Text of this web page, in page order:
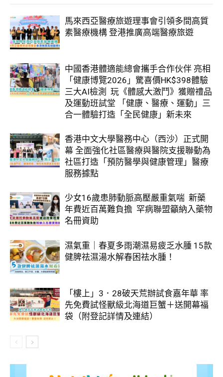
馬來西亞醫療旅遊理事會引領多間高質
素醫療機構 登港推廣高端醫療旅遊
中國香港體適能總會攜手合作伙伴 亮相
「健康博覽2026」驚喜價HK$398體驗
三大AI檢測 玩《體感大激鬥》獲贈禮品
及運動班試堂 「健康、醫療、運動」三
合一體驗打造「全民健康」新未來
香港中文大學醫務中心（西沙）正式開
幕 全面強化社區醫療與醫院支援聯動為
社區打造「預防醫學與健康管理」醫療
服務據點
少女16歲患肺動脈高壓嚴重氣喘 新藥
年費近百萬難負擔 罕病聯盟籲納入藥物
名冊資助
濕氣重｜春夏多雨潮濕易疲乏水腫 15款
健脾祛濕湯水解春困祛水腫！
「樓上」3．28破天荒辦試食嘉年華 率
先免費試怪獸級北海道巨蟹＋送開幕福
袋（附登記詳情及連結）